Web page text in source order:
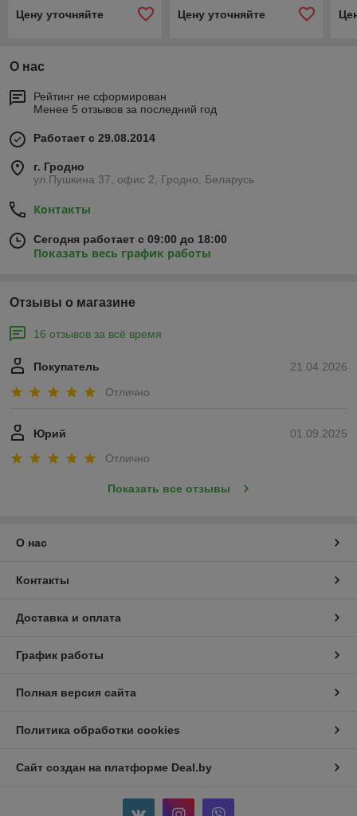
Цену уточняйте
Цену уточняйте
О нас
Рейтинг не сформирован
Менее 5 отзывов за последний год
Работает с 29.08.2014
г. Гродно
ул.Пушкина 37, офис 2, Гродно, Беларусь
Контакты
Сегодня работает с 09:00 до 18:00
Показать весь график работы
Отзывы о магазине
16 отзывов за всё время
21.04.2026
Покупатель
Отлично
01.09.2025
Юрий
Отлично
Показать все отзывы
О нас
Контакты
Доставка и оплата
График работы
Полная версия сайта
Политика обработки cookies
Сайт создан на платформе Deal.by